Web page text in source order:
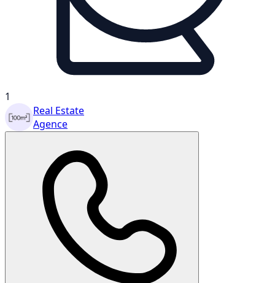
1
Real Estate
Agence